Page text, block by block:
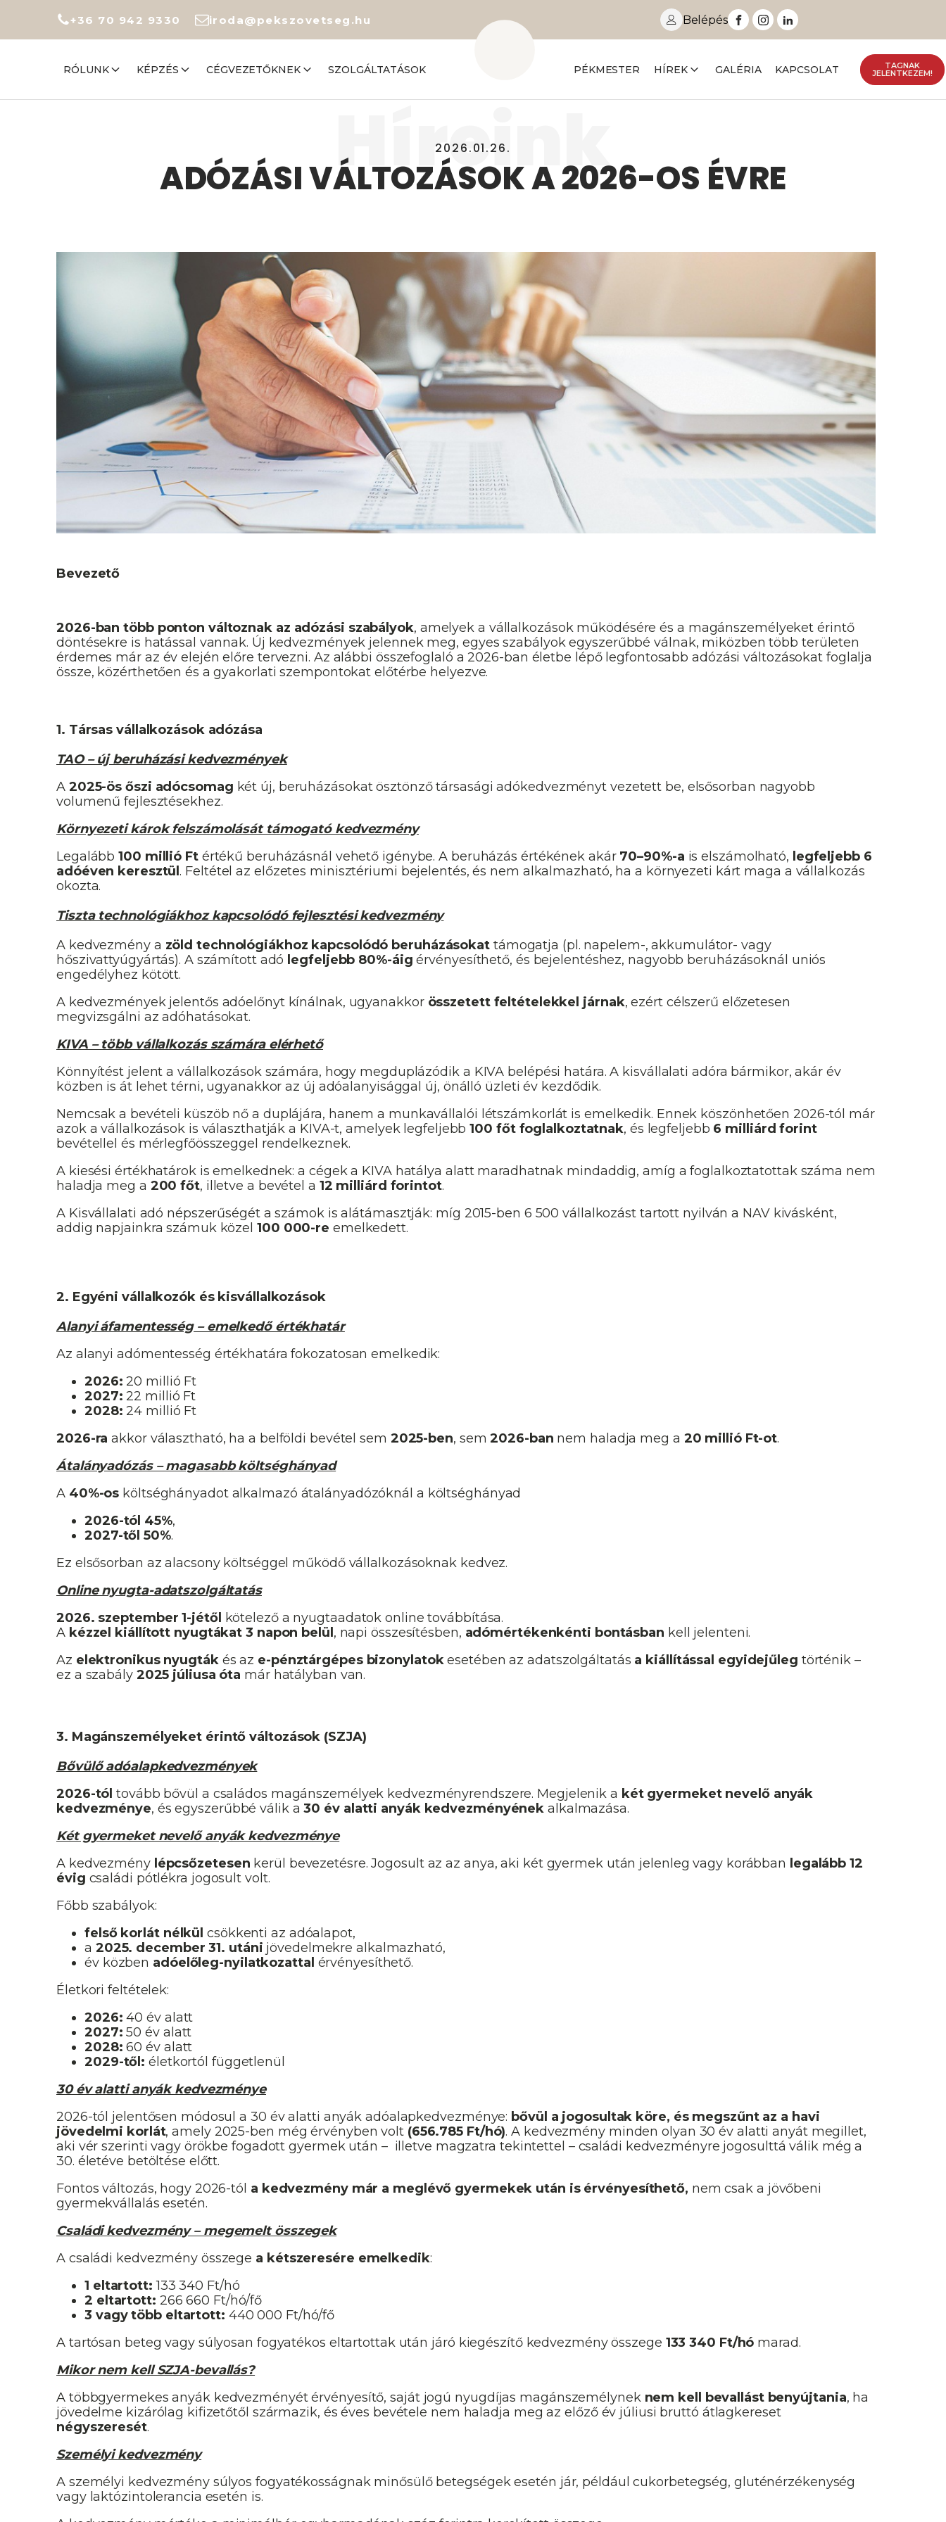
+36 70 942 9330 iroda@pekszovetseg.hu Belépés
RÓLUNK KÉPZÉS CÉGVEZETŐKNEK SZOLGÁLTATÁSOK PÉKMESTER HÍREK GALÉRIA KAPCSOLAT TAGNAK
JELENTKEZEM!
2026.01.26.
ADÓZÁSI VÁLTOZÁSOK A 2026-OS ÉVRE
Híreink
Bevezető
2026-ban több ponton változnak az adózási szabályok, amelyek a vállalkozások működésére és a magánszemélyeket érintő
döntésekre is hatással vannak. Új kedvezmények jelennek meg, egyes szabályok egyszerűbbé válnak, miközben több területen
érdemes már az év elején előre tervezni. Az alábbi összefoglaló a 2026-ban életbe lépő legfontosabb adózási változásokat foglalja
össze, közérthetően és a gyakorlati szempontokat előtérbe helyezve.
1. Társas vállalkozások adózása
TAO – új beruházási kedvezmények
A 2025-ös őszi adócsomag két új, beruházásokat ösztönző társasági adókedvezményt vezetett be, elsősorban nagyobb
volumenű fejlesztésekhez.
Környezeti károk felszámolását támogató kedvezmény
Legalább100 millió Ftértékű beruházásnál vehető igénybe. A beruházás értékének akár 70–90%-a is elszámolható, legfeljebb 6
adóéven keresztül. Feltétel az előzetes minisztériumi bejelentés, és nem alkalmazható, ha a környezeti kárt maga a vállalkozás
okozta.
Tiszta technológiákhoz kapcsolódó fejlesztési kedvezmény
A kedvezmény a zöld technológiákhoz kapcsolódó beruházásokat támogatja (pl. napelem-, akkumulátor- vagy
hőszivattyúgyártás). A számított adó legfeljebb 80%-áig érvényesíthető, és bejelentéshez, nagyobb beruházásoknál uniós
engedélyhez kötött.
A kedvezmények jelentős adóelőnyt kínálnak, ugyanakkor összetett feltételekkel járnak, ezért célszerű előzetesen
megvizsgálni az adóhatásokat.
KIVA – több vállalkozás számára elérhető
Könnyítést jelent a vállalkozások számára, hogy megduplázódik a KIVA belépési határa. A kisvállalati adóra bármikor, akár év
közben is át lehet térni, ugyanakkor az új adóalanyisággal új, önálló üzleti év kezdődik.
Nemcsak a bevételi küszöb nő a duplájára, hanem a munkavállalói létszámkorlát is emelkedik. Ennek köszönhetően 2026-tól már
azok a vállalkozások is választhatják a KIVA-t, amelyek legfeljebb100 főt foglalkoztatnak, és legfeljebb 6 milliárd forint
bevétellel és mérlegfőösszeggel rendelkeznek.
A kiesési értékhatárok is emelkednek: a cégek a KIVA hatálya alatt maradhatnak mindaddig, amíg a foglalkoztatottak száma nem
haladja meg a 200 főt, illetve a bevétel a 12 milliárd forintot.
A Kisvállalati adó népszerűségét a számok is alátámasztják: míg 2015-ben 6 500 vállalkozást tartott nyilván a NAV kivásként,
addig napjainkra számuk közel 100 000-re emelkedett.
2. Egyéni vállalkozók és kisvállalkozások
Alanyi áfamentesség – emelkedő értékhatár
Az alanyi adómentesség értékhatára fokozatosan emelkedik:
2026: 20 millió Ft
2027: 22 millió Ft
2028: 24 millió Ft
2026-ra akkor választható, ha a belföldi bevétel sem 2025-ben, sem2026-ban nem haladja meg a 20 millió Ft-ot.
Átalányadózás – magasabb költséghányad
A 40%-os költséghányadot alkalmazó átalányadózóknál a költséghányad
2026-tól 45%,
2027-től 50%.
Ez elsősorban az alacsony költséggel működő vállalkozásoknak kedvez.
Online nyugta-adatszolgáltatás
2026. szeptember 1-jétől kötelező a nyugtaadatok online továbbítása.
A kézzel kiállított nyugtákat 3 napon belül , napi összesítésben, adómértékenkénti bontásban kell jelenteni.
Az elektronikus nyugtákés az e-pénztárgépes bizonylatokesetében az adatszolgáltatás a kiállítással egyidejűleg történik –
ez a szabály 2025 júliusa óta már hatályban van.
3. Magánszemélyeket érintő változások (SZJA)
Bővülő adóalapkedvezmények
2026-tól tovább bővül a családos magánszemélyek kedvezményrendszere. Megjelenik a két gyermeket nevelő anyák
kedvezménye, és egyszerűbbé válik a30 év alatti anyák kedvezményének alkalmazása.
Két gyermeket nevelő anyák kedvezménye
A kedvezmény lépcsőzetesen kerül bevezetésre. Jogosult az az anya, aki két gyermek után jelenleg vagy korábban legalább 12
évig családi pótlékra jogosult volt.
Főbb szabályok:
felső korlát nélkül csökkenti az adóalapot,
a 2025. december 31. utáni jövedelmekre alkalmazható,
év közben adóelőleg-nyilatkozattal érvényesíthető.
Életkori feltételek:
2026: 40 év alatt
2027: 50 év alatt
2028: 60 év alatt
2029-től: életkortól függetlenül
30 év alatti anyák kedvezménye
2026-tól jelentősen módosul a 30 év alatti anyák adóalapkedvezménye: bővül a jogosultak köre, és megszűnt az a havi
jövedelmi korlát, amely 2025-ben még érvényben volt (656.785 Ft/hó). A kedvezmény minden olyan 30 év alatti anyát megillet,
aki vér szerinti vagy örökbe fogadott gyermek után – illetve magzatra tekintettel – családi kedvezményre jogosulttá válik még a
30. életéve betöltése előtt.
Fontos változás, hogy 2026-tól a kedvezmény már a meglévő gyermekek után is érvényesíthető, nem csak a jövőbeni
gyermekvállalás esetén.
Családi kedvezmény – megemelt összegek
A családi kedvezmény összege a kétszeresére emelkedik:
1 eltartott: 133 340 Ft/hó
2 eltartott: 266 660 Ft/hó/fő
3 vagy több eltartott: 440 000 Ft/hó/fő
A tartósan beteg vagy súlyosan fogyatékos eltartottak után járó kiegészítő kedvezmény összege 133 340 Ft/hó marad.
Mikor nem kell SZJA-bevallás?
A többgyermekes anyák kedvezményét érvényesítő, saját jogú nyugdíjas magánszemélynek nem kell bevallást benyújtania, ha
jövedelme kizárólag kifizetőtől származik, és éves bevétele nem haladja meg az előző év júliusi bruttó átlagkereset
négyszeresét.
Személyi kedvezmény
A személyi kedvezmény súlyos fogyatékosságnak minősülő betegségek esetén jár, például cukorbetegség, gluténérzékenység
vagy laktózintolerancia esetén is.